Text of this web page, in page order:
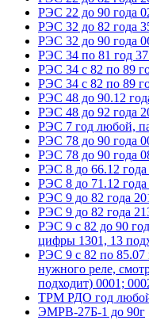
РЭС 22 до 90 года
РЭС 32 до 82 года
РЭС 32 до 90 года
РЭС 34 по 81 год
РЭС 34 с 82 по 89
РЭС 34 с 82 по 89
РЭС 48 до 90.12
РЭС 48 до 92 года
РЭС 7 год любой,
РЭС 78 до 90 года
РЭС 78 до 90 года
РЭС 8 до 66.12 года
РЭС 8 до 71.12 года
РЭС 9 до 82 года
РЭС 9 до 82 года
РЭС 9 с 82 до 90
цифры 1301, 13
РЭС 9 с 82 по 85.07
нужного реле,
подходит) 0001;
ТРМ РДО год
ЭМРВ-27Б-1 до 90г